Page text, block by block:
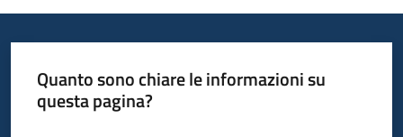
Quanto sono chiare le informazioni su
questa pagina?